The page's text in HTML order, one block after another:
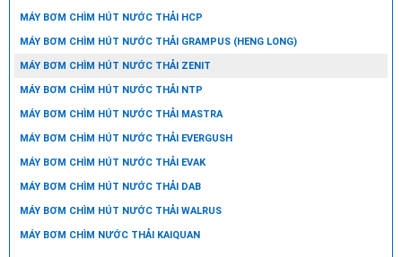
MÁY BƠM CHÌM HÚT NƯỚC THẢI HCP
MÁY BƠM CHÌM HÚT NƯỚC THẢI GRAMPUS (HENG LONG)
MÁY BƠM CHÌM HÚT NƯỚC THẢI ZENIT
MÁY BƠM CHÌM HÚT NƯỚC THẢI NTP
MÁY BƠM CHÌM HÚT NƯỚC THẢI MASTRA
MÁY BƠM CHÌM HÚT NƯỚC THẢI EVERGUSH
MÁY BƠM CHÌM HÚT NƯỚC THẢI EVAK
MÁY BƠM CHÌM HÚT NƯỚC THẢI DAB
MÁY BƠM CHÌM HÚT NƯỚC THẢI WALRUS
MÁY BƠM CHÌM NƯỚC THẢI KAIQUAN